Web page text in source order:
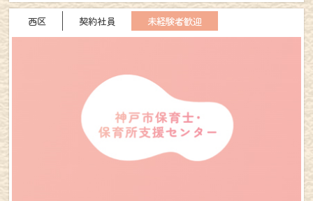
西区 契約社員 未経験者歓迎